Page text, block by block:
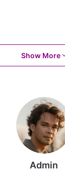
di
Show More
Admin